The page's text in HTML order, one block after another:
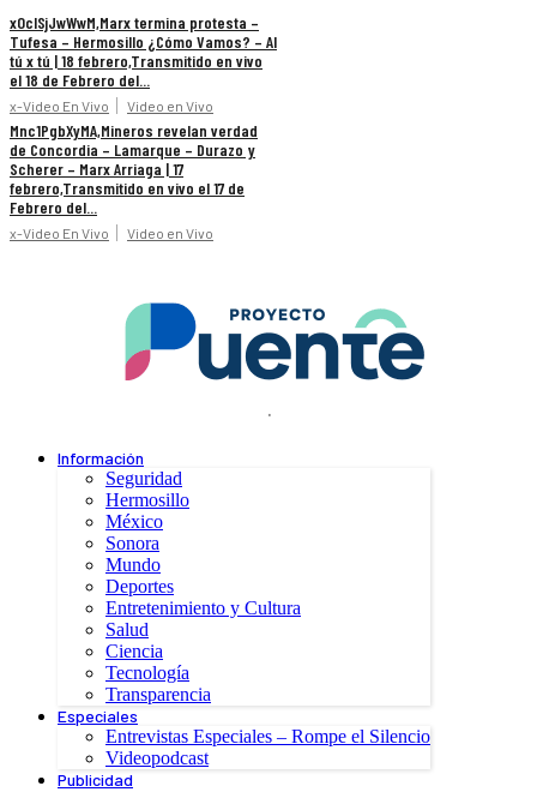
xOclSjJwWwM,Marx termina protesta –
Tufesa – Hermosillo ¿Cómo Vamos? – Al
tú x tú | 18 febrero,Transmitido en vivo
el 18 de Febrero del...
x-Video En Vivo Video en Vivo
Mnc1PgbXyMA,Mineros revelan verdad
de Concordia – Lamarque – Durazo y
Scherer – Marx Arriaga | 17
febrero,Transmitido en vivo el 17 de
Febrero del...
x-Video En Vivo Video en Vivo
.
Información
Seguridad
Hermosillo
México
Sonora
Mundo
Deportes
Entretenimiento y Cultura
Salud
Ciencia
Tecnología
Transparencia
Especiales
Entrevistas Especiales – Rompe el Silencio
Videopodcast
Publicidad